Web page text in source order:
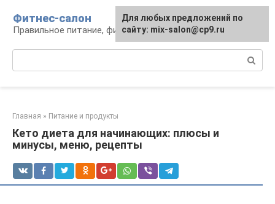
контенту
Фитнес-салон
Правильное питание, фитнес, образ жизни
Главная » Питание и продукты
Кето диета для начинающих: плюсы и
минусы, меню, рецепты
Для любых предложений по
сайту: mix-salon@cp9.ru